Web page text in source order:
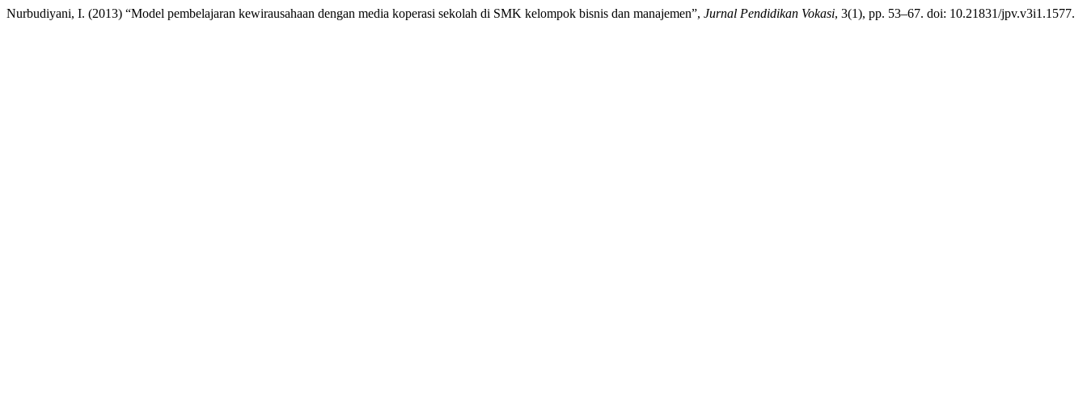
Nurbudiyani, I. (2013) “Model pembelajaran kewirausahaan dengan media koperasi sekolah di SMK kelompok bisnis dan manajemen”, Jurnal Pendidikan Vokasi, 3(1), pp. 53–67. doi: 10.21831/jpv.v3i1.1577.